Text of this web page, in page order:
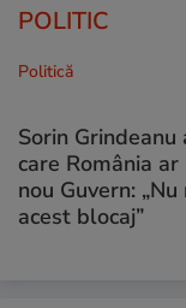
POLITIC
Politică
Sorin
care România
nou Guvern:
acest blocaj”